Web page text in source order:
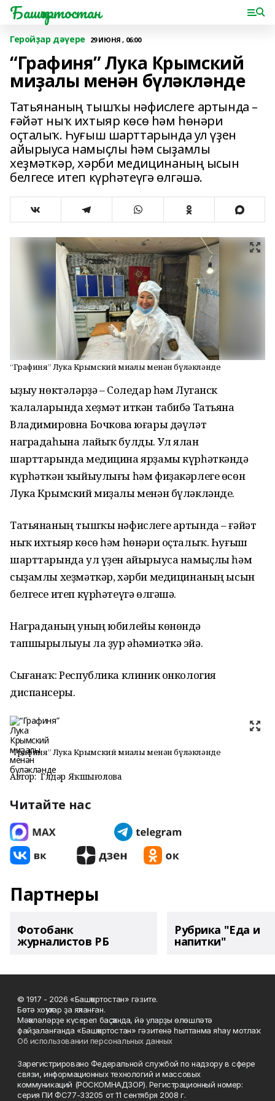
Башҡортостан
Геройҙар дәүере 29 ИЮНЯ , 06:00
“Графиня” Лука Крымский
миҙалы менән бүләкләнде
Татьянаның тышҡы нәфислеге артында –
ғәйәт ныҡ ихтыяр көсө һәм һөнәри
оҫталыҡ. Һуғыш шарттарында ул үҙен
айырыуса намыҫлы һәм сыҙамлы
хеҙмәткәр, хәрби медицинаның ысын
белгесе итеп күрһәтеүгә өлгәшә.
“Графиня” Лука Крымский миҙалы менән бүләкләнде
Ҡыҙыу нөктәләрҙә – Соледар һәм Луганск
ҡалаларында хеҙмәт иткән табибә Татьяна
Владимировна Бочкова юғары дәүләт
наградаһына лайыҡ булды. Ул ялан
шарттарында медицина ярҙамы күрһәткәндә
күрһәткән ҡыйыулығы һәм фиҙакәрлеге өсөн
Лука Крымский миҙалы менән бүләкләнде.
Татьянаның тышҡы нәфислеге артында – ғәйәт
ныҡ ихтыяр көсө һәм һөнәри оҫталыҡ. Һуғыш
шарттарында ул үҙен айырыуса намыҫлы һәм
сыҙамлы хеҙмәткәр, хәрби медицинаның ысын
белгесе итеп күрһәтеүгә өлгәшә.
Награданың уның юбилейы көнөндә
тапшырылыуы ла ҙур әһәмиәткә эйә.
Сығанаҡ: Республика клиник онкология
диспансеры.
“Графиня” Лука Крымский миҙалы менән бүләкләнде
Автор: Гөлдәр Яҡшығолова
Читайте нас
Партнеры
Фотобанк
журналистов РБ
Рубрика "Еда и
напитки"
© 1917 - 2026 «Башҡортостан» гәзите.
Бөтә хоҡуҡтар ҙа яҡланған.
Мәҡәләләрҙе күсереп баҫҡанда, йә уларҙы өлөшләтә
файҙаланғанда «Башҡортостан» гәзитенә һылтанма яһау мотлаҡ.
Об использовании персональных данных
Зарегистрировано Федеральной службой по надзору в сфере
связи, информационных технологий и массовых
коммуникаций (РОСКОМНАДЗОР). Регистрационный номер:
серия ПИ ФС77-33205 от 11 сентября 2008 г.